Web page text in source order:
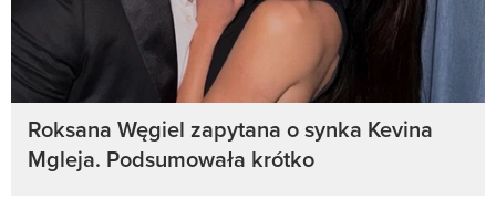
Roksana Węgiel zapytana o synka Kevina
Mgleja. Podsumowała krótko